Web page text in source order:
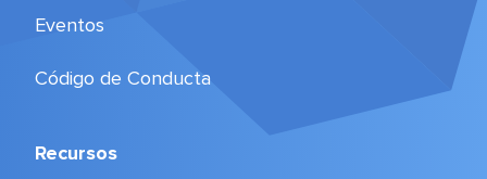
Eventos
Código de Conducta
Recursos